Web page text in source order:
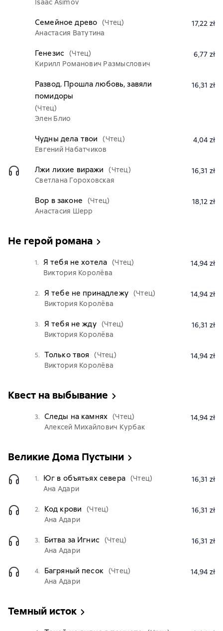
Isaac Asimov
Семейное древо (Чтец)
Анастасия Ватутина
17,22 zł
Генезис (Чтец)
Кирилл Романович Размыслович
6,77 zł
Развод. Прошла любовь, завяли
помидоры
(Чтец)
Элен Блио
16,31 zł
Чудны дела твои
(Чтец)
Евгений Набатчиков
4,04 zł
Лжи лихие виражи
(Чтец)
Светлана Гороховская
16,31 zł
Вор в законе
(Чтец)
Анастасия Шерр
18,12 zł
Не герой романа
1. Я тебя не хотела (Чтец)
Виктория Королёва
14,94 zł
2. Я тебе не принадлежу (Чтец)
Виктория Королёва
14,94 zł
3. Я тебя не жду (Чтец)
Виктория Королёва
16,31 zł
5. Только твоя
(Чтец)
Виктория Королёва
14,94 zł
Квест на выбывание
3. Следы на камнях (Чтец)
Алексей Михайлович Курбак
14,94 zł
Великие Дома Пустыни
1. Юг в объятьях севера (Чтец)
Ана Адари
16,31 zł
2. Код крови
(Чтец)
Ана Адари
16,31 zł
3. Битва за Игнис (Чтец)
Ана Адари
16,31 zł
4. Багряный песок (Чтец)
Ана Адари
14,94 zł
Темный исток